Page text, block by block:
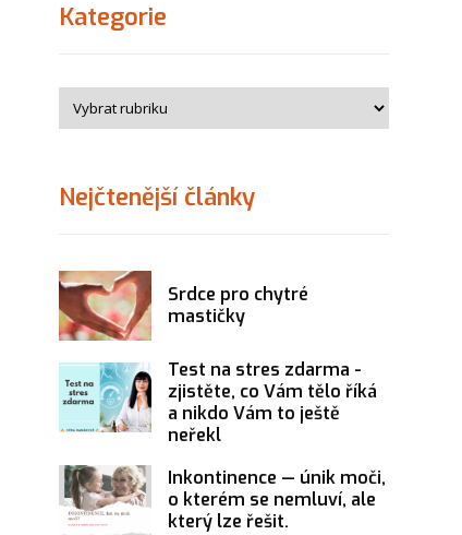
Kategorie
Nejčtenější články
Srdce pro chytré
mastičky
Test na stres zdarma -
zjistěte, co Vám tělo říká
a nikdo Vám to ještě
neřekl
Inkontinence — únik moči,
o kterém se nemluví, ale
který lze řešit.